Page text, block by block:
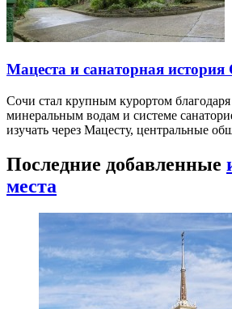
Мацеста и санаторная история
Сочи стал крупным курортом благодаря
минеральным водам и системе
изучать через Мацесту, центральные
Последние добавленные
места